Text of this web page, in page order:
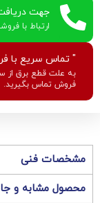
جهت
ارتباط با
" تماس سریع با فروشنده "
فروش تماس بگیرید.
مشخصات فنی
محصول مشابه و